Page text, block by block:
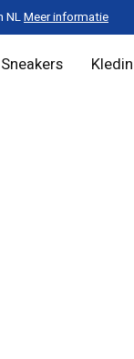
NLMeer informatie
Sneakers